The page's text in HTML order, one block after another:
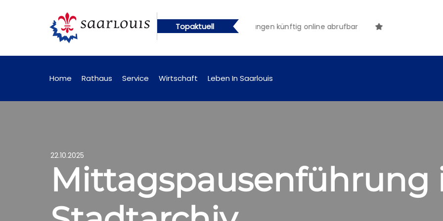
Topaktuell
künftig online abrufbar Öffentliche Bekanntmachungen künftig online abrufbar
Home Rathaus Service Wirtschaft Leben In Saarlouis
22.10.2025
Mittagspausenführung